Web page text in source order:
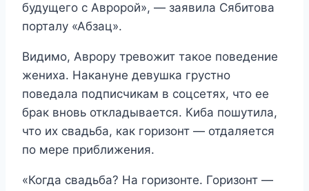
будущего с Авророй», — заявила Сябитова
порталу «Абзац».
Видимо, Аврору тревожит такое поведение
жениха. Накануне девушка грустно
поведала подписчикам в соцсетях, что ее
брак вновь откладывается. Киба пошутила,
что их свадьба, как горизонт — отдаляется
по мере приближения.
«Когда свадьба? На горизонте. Горизонт —